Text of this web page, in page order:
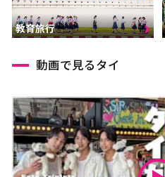
教育旅行
動画で見るタイ